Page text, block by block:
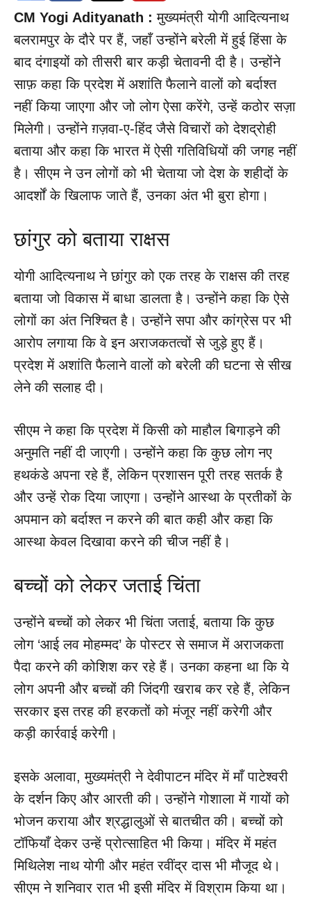
CM Yogi Adityanath :मुख्यमंत्री योगी आदित्यनाथ
बलरामपुर के दौरे पर हैं, जहाँ उन्होंने बरेली में हुई हिंसा के
बाद दंगाइयों को तीसरी बार कड़ी चेतावनी दी है। उन्होंने
साफ़ कहा कि प्रदेश में अशांति फैलाने वालों को बर्दाश्त
नहीं किया जाएगा और जो लोग ऐसा करेंगे, उन्हें कठोर सज़ा
मिलेगी। उन्होंने ग़ज़वा-ए-हिंद जैसे विचारों को देशद्रोही
बताया और कहा कि भारत में ऐसी गतिविधियों की जगह नहीं
है। सीएम ने उन लोगों को भी चेताया जो देश के शहीदों के
आदर्शों के खिलाफ जाते हैं, उनका अंत भी बुरा होगा।
छांगुर को बताया राक्षस
योगी आदित्यनाथ ने छांगुर को एक तरह के राक्षस की तरह
बताया जो विकास में बाधा डालता है। उन्होंने कहा कि ऐसे
लोगों का अंत निश्चित है। उन्होंने सपा और कांग्रेस पर भी
आरोप लगाया कि वे इन अराजकतत्वों से जुड़े हुए हैं।
प्रदेश में अशांति फैलाने वालों को बरेली की घटना से सीख
लेने की सलाह दी।
सीएम ने कहा कि प्रदेश में किसी को माहौल बिगाड़ने की
अनुमति नहीं दी जाएगी। उन्होंने कहा कि कुछ लोग नए
हथकंडे अपना रहे हैं, लेकिन प्रशासन पूरी तरह सतर्क है
और उन्हें रोक दिया जाएगा। उन्होंने आस्था के प्रतीकों के
अपमान को बर्दाश्त न करने की बात कही और कहा कि
आस्था केवल दिखावा करने की चीज नहीं है।
बच्चों को लेकर जताई चिंता
उन्होंने बच्चों को लेकर भी चिंता जताई, बताया कि कुछ
लोग ‘आई लव मोहम्मद’ के पोस्टर से समाज में अराजकता
पैदा करने की कोशिश कर रहे हैं। उनका कहना था कि ये
लोग अपनी और बच्चों की जिंदगी खराब कर रहे हैं, लेकिन
सरकार इस तरह की हरकतों को मंजूर नहीं करेगी और
कड़ी कार्रवाई करेगी।
इसके अलावा, मुख्यमंत्री ने देवीपाटन मंदिर में माँ पाटेश्वरी
के दर्शन किए और आरती की। उन्होंने गोशाला में गायों को
भोजन कराया और श्रद्धालुओं से बातचीत की। बच्चों को
टॉफियाँ देकर उन्हें प्रोत्साहित भी किया। मंदिर में महंत
मिथिलेश नाथ योगी और महंत रवींद्र दास भी मौजूद थे।
सीएम ने शनिवार रात भी इसी मंदिर में विश्राम किया था।